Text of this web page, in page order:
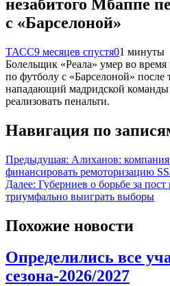
незабитого Мбаппе
с «Барселоной»
ТАСС9 месяцев спустя01 минуты
Болельщик «Реала» умер во
по футболу с «Барселоной» после
нападающий мадридской
реализовать пенальти.
Навигация по
Предыдущая: Алиханов:
финансировать ремоторизацию
Далее: Губерниев о борьбе за
триумфально выиграть выборы
Похожие новости
Определились все
сезона-2026/2027